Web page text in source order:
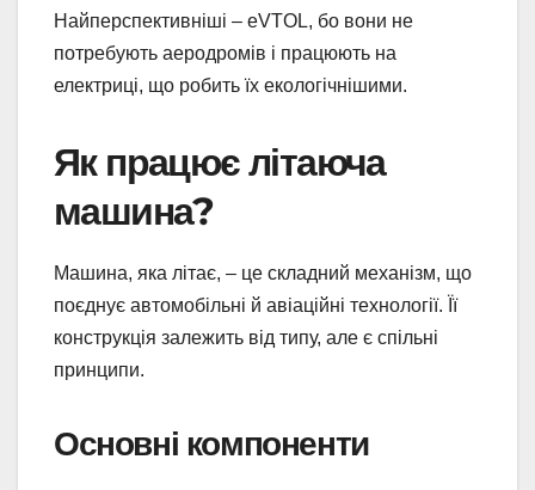
Найперспективніші – eVTOL, бо вони не
потребують аеродромів і працюють на
електриці, що робить їх екологічнішими.
Як працює літаюча
машина?
Машина, яка літає, – це складний механізм, що
поєднує автомобільні й авіаційні технології. Її
конструкція залежить від типу, але є спільні
принципи.
Основні компоненти